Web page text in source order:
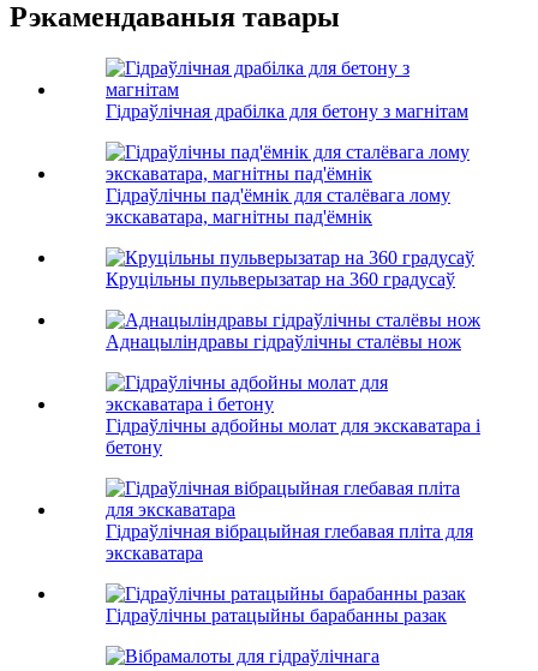
Рэкамендаваныя тавары
Гідраўлічная драбілка для бетону з магнітам
Гідраўлічны пад'ёмнік для сталёвага лому
экскаватара, магнітны пад'ёмнік
Круцільны пульверызатар на 360 градусаў
Аднацыліндравы гідраўлічны сталёвы нож
Гідраўлічны адбойны молат для экскаватара і
бетону
Гідраўлічная вібрацыйная глебавая пліта для
экскаватара
Гідраўлічны ратацыйны барабанны разак